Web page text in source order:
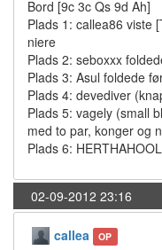
Bord [9c 3c Qs 9d Ah]
Plads 1: callea86 viste
niere
Plads 2: seboxxx
Plads 3: Asul foldede
Plads 4: devediver
Plads 5: vagely (small
med to par, konger og
Plads 6:
02-09-2012 23:16
callea OP